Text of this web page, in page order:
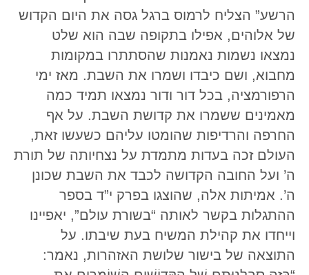
הרשע” הצליח לרמוס ברגל גסה את היום הקדוש
של אלוהים, אפילו בתקופה שבה הוא שלט
נמצאו נשמות נאמנות שהסתתרו במקומות
מחבוא, ושם כיבדו ושמרו את השבת. מאז ימי
הרפורמציה, בכל דור ודור נמצאו תמיד כמה
מאמינים ששמרו את קדושת השבת. על אף
החרפה והרדיפות שהומטו עליהם כשעשו זאת,
העולם זכה בעדות מתמדת על נצחיותה של תורת
ה’ ועל החובה הקדושה לכבד את השבת שכונן
ה’. אמיתות אלה, שהוצגו בפרק י”ד בספר
ההתגלות בקשר לאותה “בשורת עולם”, יאפיינו
וייחדו את קהילת המשיח בעת שיבתו. על
התוצאה של בישור שלושת האזהרות, נאמר: